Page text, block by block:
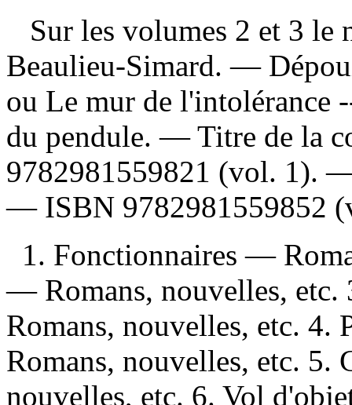
Sur les volumes 2 et 3 le
Beaulieu-Simard. —
ou Le mur de l'intolérance
du pendule. — Titre de la
9782981559821 (vol. 1).
— ISBN 9782981559852
1. Fonctionnaires —
— Romans, nouvelles,
Romans, nouvelles, etc. 4.
Romans, nouvelles, etc.
nouvelles, etc. 6. Vol